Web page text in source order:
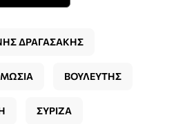
ΔΡΑΓΑΣΑΚΗΣ
ΒΟΥΛΕΥΤΗΣ
ΣΥΡΙΖΑ